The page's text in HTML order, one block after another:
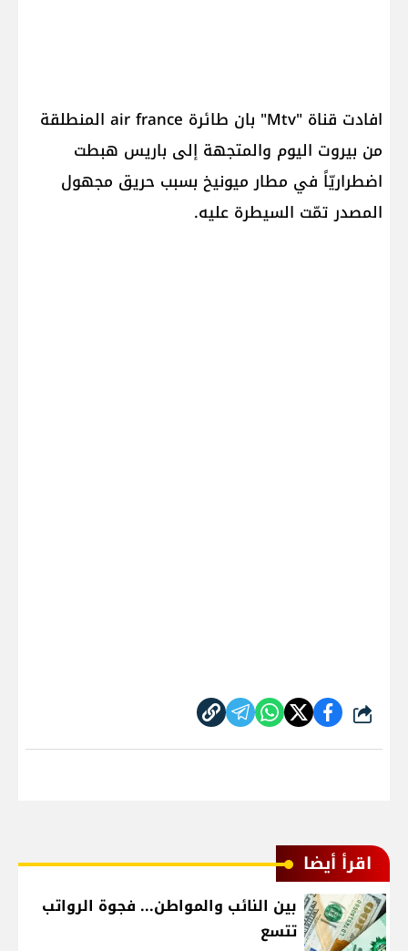
افادت قناة "Mtv" بان طائرة air france المنطلقة
من ​بيروت​ اليوم والمتجهة إلى ​باريس​ هبطت
اضطراريّاً في مطار ​ميونيخ​ بسبب حريق مجهول
المصدر تمّت السيطرة عليه.
شارك
اقرأ أيضا
بين النائب والمواطن... فجوة الرواتب
تتسع